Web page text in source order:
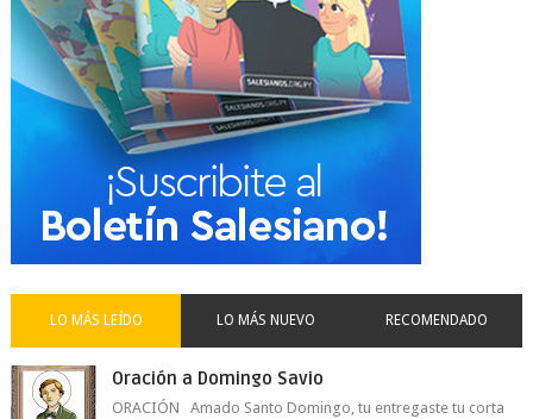
LO MÁS LEÍDO LO MÁS NUEVO RECOMENDADO
Oración a Domingo Savio
ORACIÓN Amado Santo Domingo, tu entregaste tu corta